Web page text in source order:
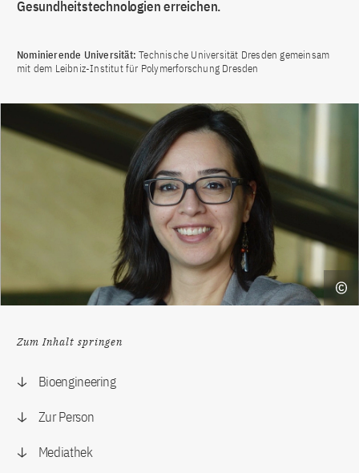
Gesundheitstechnologien erreichen.
Nominierende Universität: Technische Universität Dresden gemeinsam
mit dem Leibniz-Institut für Polymerforschung Dresden
Zum Inhalt springen
Bioengineering
Zur Person
Mediathek